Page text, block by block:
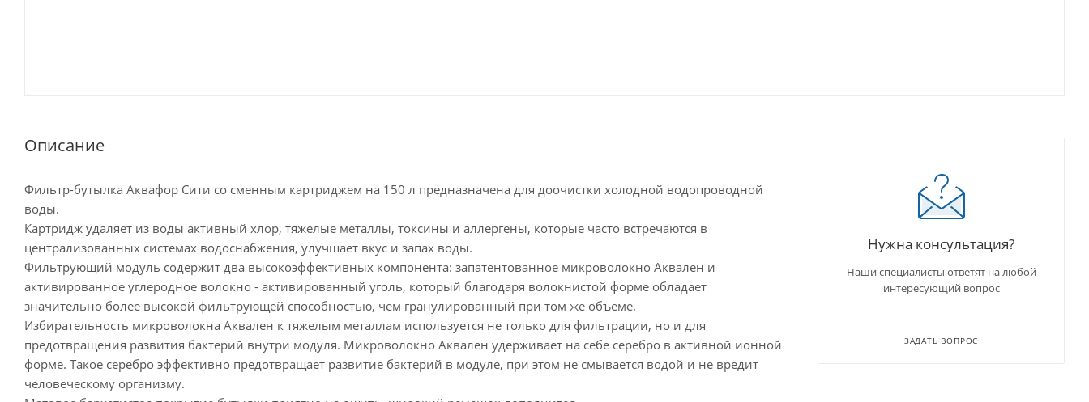
Описание
Фильтр-бутылка Аквафор Сити со сменным картриджем на 150 л предназначена для доочистки холодной водопроводной
воды.
Картридж удаляет из воды активный хлор, тяжелые металлы, токсины и аллергены, которые часто встречаются в
централизованных системах водоснабжения, улучшает вкус и запах воды.
Фильтрующий модуль содержит два высокоэффективных компонента: запатентованное микроволокно Аквален и
активированное углеродное волокно - активированный уголь, который благодаря волокнистой форме обладает
значительно более высокой фильтрующей способностью, чем гранулированный при том же объеме.
Избирательность микроволокна Аквален к тяжелым металлам используется не только для фильтрации, но и для
предотвращения развития бактерий внутри модуля. Микроволокно Аквален удерживает на себе серебро в активной ионной
форме. Такое серебро эффективно предотвращает развитие бактерий в модуле, при этом не смывается водой и не вредит
человеческому организму.
Нужна консультация?
Наши специалисты ответят на любой
интересующий вопрос
ЗАДАТЬ ВОПРОС